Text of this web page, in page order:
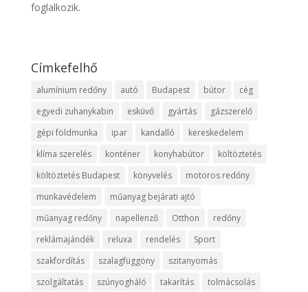
foglalkozik.
Címkefelhő
alumínium redőny autó Budapest bútor
cég
egyedi zuhanykabin
esküvő gyártás
gázszerelő
gépi földmunka
ipar kandalló
kereskedelem
klíma szerelés
konténer konyhabútor
költöztetés
költöztetés Budapest
könyvelés
motoros redőny
munkavédelem
műanyag bejárati ajtó
műanyag redőny
napellenző Otthon
redőny
reklámajándék
reluxa rendelés
Sport
szakfordítás
szalagfüggöny
szitanyomás
szolgáltatás
szúnyogháló takarítás tolmácsolás